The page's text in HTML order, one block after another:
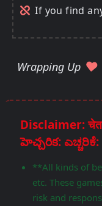
If you find
Wrapping Up
Disclaimer:
**All kinds of
etc. These
risk and